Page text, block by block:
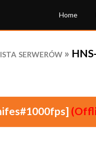
Home
serwerów »